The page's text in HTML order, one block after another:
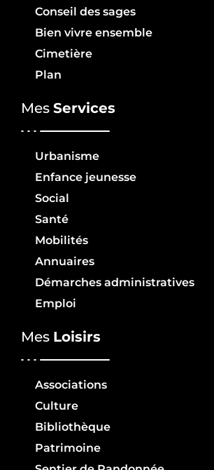
Conseil des sages
Bien vivre ensemble
Cimetière
Plan
Mes Services
Urbanisme
Enfance jeunesse
Social
Santé
Mobilités
Annuaires
Démarches administratives
Emploi
Mes Loisirs
Associations
Culture
Bibliothèque
Patrimoine